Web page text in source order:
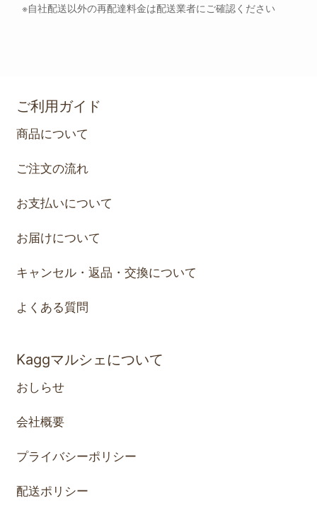
※自社配送以外の再配達料金は配送業者にご確認ください
ご利用ガイド
商品について
ご注文の流れ
お支払いについて
お届けについて
キャンセル・返品・交換について
よくある質問
Kaggマルシェについて
おしらせ
会社概要
プライバシーポリシー
配送ポリシー